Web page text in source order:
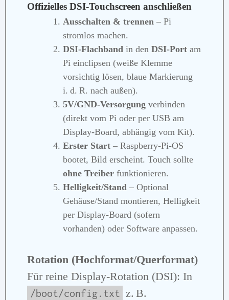
Offizielles DSI‑Touchscreen anschließen
Ausschalten & trennen – Pi
stromlos machen.
DSI‑Flachband in denDSI‑Port am
Pi einclipsen (weiße Klemme
vorsichtig lösen, blaue Markierung
i. d. R. nach außen).
5V/GND‑Versorgung verbinden
(direkt vom Pi oder per USB am
Display‑Board, abhängig vom Kit).
Erster Start – Raspberry‑Pi‑OS
bootet, Bild erscheint. Touch sollte
ohne Treiber funktionieren.
Helligkeit/Stand – Optional
Gehäuse/Stand montieren, Helligkeit
per Display‑Board (sofern
vorhanden) oder Software anpassen.
Rotation (Hochformat/Querformat)
Für reine Display‑Rotation (DSI): In
/boot/config.txt z. B.